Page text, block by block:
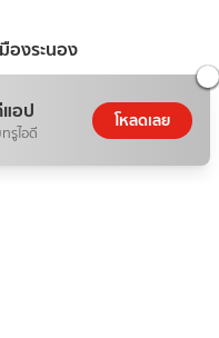
องระนอง
อป
รูไอดี
โหลดเลย